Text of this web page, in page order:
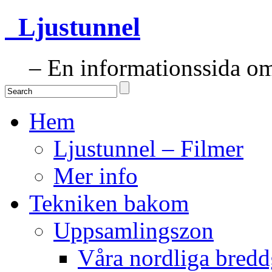
Ljustunnel
– En informationssida
Hem
Ljustunnel – Filmer
Mer info
Tekniken bakom
Uppsamlingszon
Våra nordliga